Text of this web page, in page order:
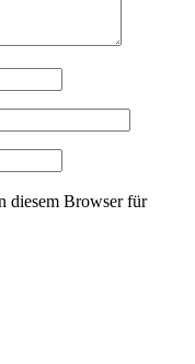
diesem Browser für